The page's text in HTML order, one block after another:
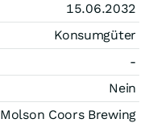
15.06.2032
Konsumgüter
-
Nein
Molson Coors Brewing